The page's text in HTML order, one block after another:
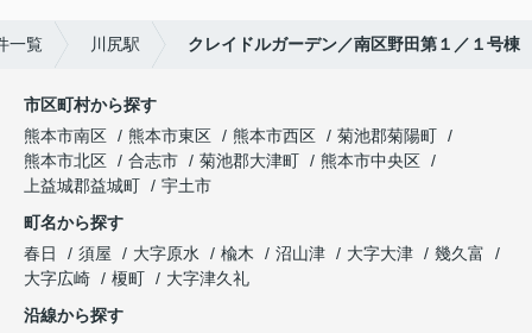
一覧 川尻駅 クレイドルガーデン／南区野田第１／１号棟
市区町村から探す
熊本市南区
熊本市東区 熊本市西区
菊池郡菊陽町
熊本市北区
合志市 菊池郡大津町
熊本市中央区
上益城郡益城町
宇土市
町名から探す
春日
須屋 大字原水 楡木 沼山津 大字大津
幾久富
大字広崎
榎町
大字津久礼
沿線から探す